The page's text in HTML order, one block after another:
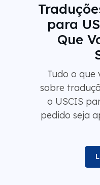
para
Que
Tudo o que
sobre
o USCIS
pedido seja